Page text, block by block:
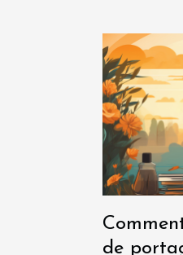
de